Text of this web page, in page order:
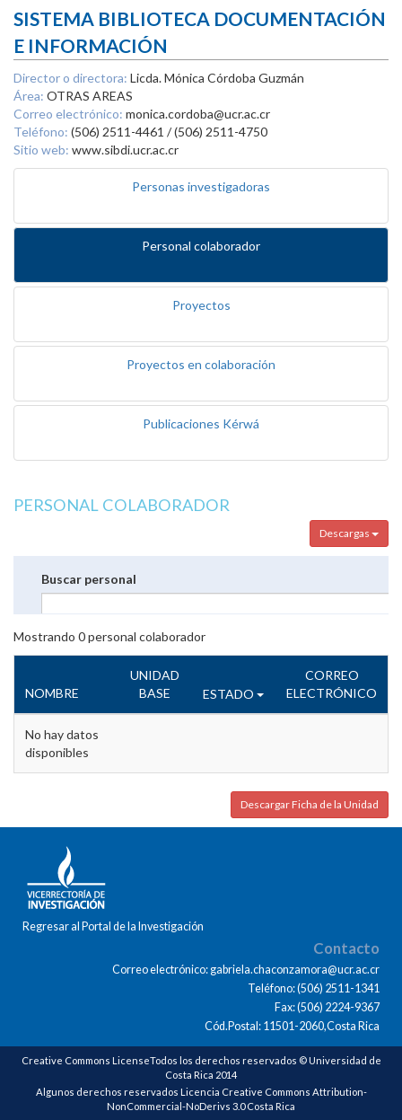
SISTEMA BIBLIOTECA DOCUMENTACIÓN
E INFORMACIÓN
Director o directora: Licda. Mónica Córdoba Guzmán
Área: OTRAS AREAS
Correo electrónico: monica.cordoba@ucr.ac.cr
Teléfono: (506) 2511-4461 / (506) 2511-4750
Sitio web: www.sibdi.ucr.ac.cr
Personas investigadoras
Personal colaborador
Proyectos
Proyectos en colaboración
Publicaciones Kérwá
PERSONAL COLABORADOR
Descargas
Buscar personal
Mostrando 0personal colaborador
NOMBRE
UNIDAD
BASE
ESTADO
CORREO
ELECTRÓNICO
No hay datos
disponibles
Descargar Ficha de la Unidad
Regresar al Portal de la Investigación
Contacto
Correo electrónico: gabriela.chaconzamora@ucr.ac.cr
Teléfono: (506) 2511-1341
Fax: (506) 2224-9367
Cód.Postal: 11501-2060,Costa Rica
Creative Commons LicenseTodos los derechos reservados © Universidad de
Costa Rica 2014
Algunos derechos reservados Licencia Creative Commons Attribution-
NonCommercial-NoDerivs 3.0 Costa Rica